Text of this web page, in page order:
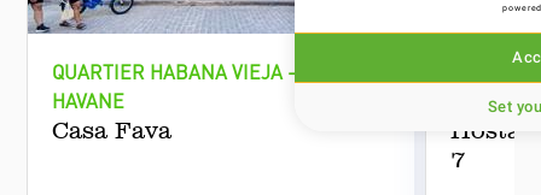
QUARTIER HABANA VIEJA - LA
HAVANE
Casa Fava
HAVANE
Hostal
7
Set